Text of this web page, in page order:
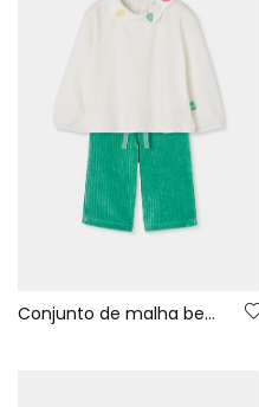
Conjunto de malha bebé menina branco bordado folhas